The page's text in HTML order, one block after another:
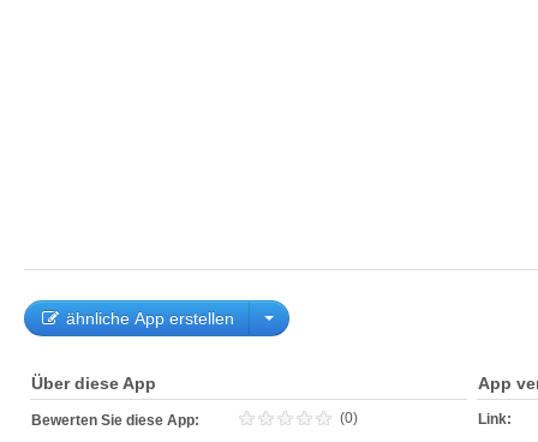
ähnliche App erstellen
Über diese App
Bewerten Sie diese App: (0)
App
Link: